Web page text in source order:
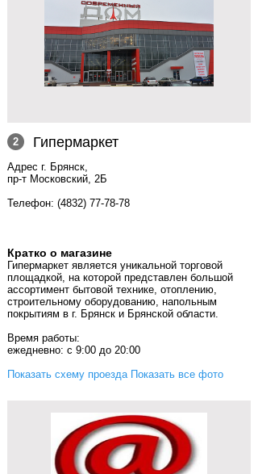
2 Гипермаркет
Адрес г. Брянск,
пр-т Московский, 2Б
Телефон: (4832) 77-78-78
Кратко о магазине
Гипермаркет является уникальной торговой
площадкой, на которой представлен большой
ассортимент бытовой технике, отоплению,
строительному оборудованию, напольным
покрытиям в г. Брянск и Брянской области.
Время работы:
ежедневно: с 9:00 до 20:00
Показать схему проезда Показать все фото